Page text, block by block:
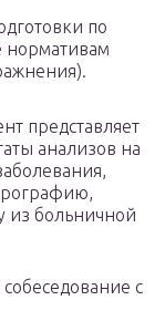
по
нормативам
представляет
анализов на
из больничной
с